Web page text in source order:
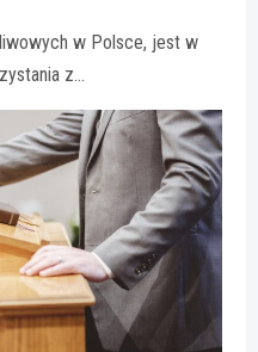
w Polsce, jest w
z…